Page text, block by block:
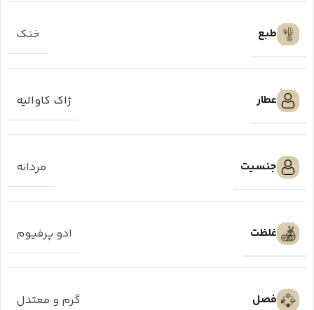
طبع خنک
عطار ژاک کاوالیه
جنسیت مردانه
غلظت ادو پرفیوم
فصل گرم و معتدل